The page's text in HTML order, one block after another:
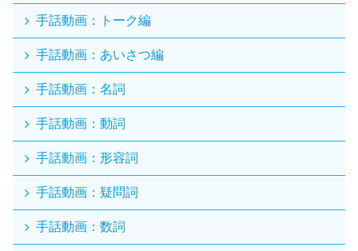
手話動画：トーク編
手話動画：あいさつ編
手話動画：名詞
手話動画：動詞
手話動画：形容詞
手話動画：疑問詞
手話動画：数詞